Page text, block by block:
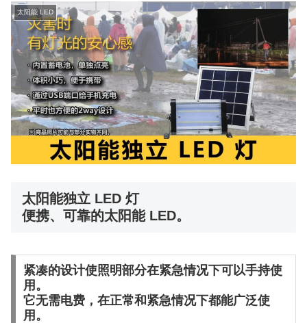
太阳能 LED
太阳能独立 LED 灯
便携、可靠的太阳能 LED。
紧凑的设计使照明部分在紧急情况下可以手持使
用。
它无需电费，在正常和紧急情况下都能广泛使
用。